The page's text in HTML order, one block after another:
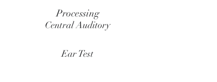
Processing
Central Auditory
Ear Test